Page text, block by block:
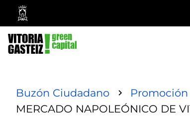
Ayuntamiento
Vitoria-
Gasteiz
Buzón Ciudadano
MERCADO NAPOLEÓNICO DE